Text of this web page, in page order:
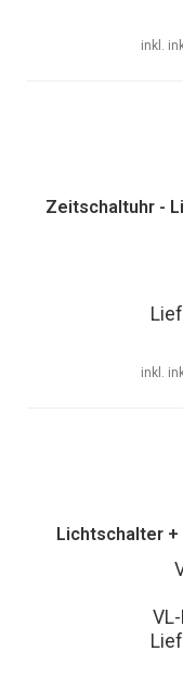
inkl.
Zeitschaltuhr -
inkl.
Lichtschalter +